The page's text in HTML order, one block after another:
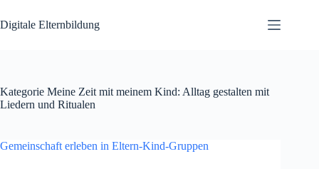
Inhalt
springen
Digitale Elternbildung
Kategorie Meine Zeit mit meinem Kind: Alltag gestalten mit
Liedern und Ritualen
Gemeinschaft erleben in Eltern-Kind-Gruppen